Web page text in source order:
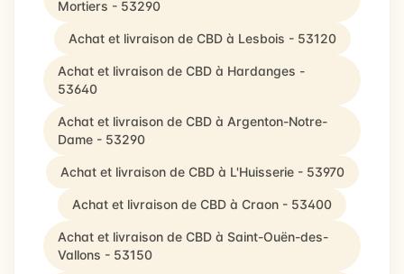
Mortiers - 53290
Achat et livraison de CBD à Lesbois - 53120
Achat et livraison de CBD à Hardanges -
53640
Achat et livraison de CBD à Argenton-Notre-
Dame - 53290
Achat et livraison de CBD à L'Huisserie - 53970
Achat et livraison de CBD à Craon - 53400
Achat et livraison de CBD à Saint-Ouën-des-
Vallons - 53150